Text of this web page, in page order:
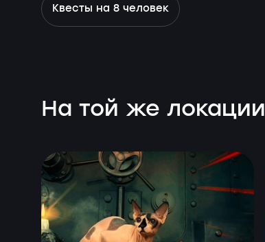
Квесты на 8 человек
На той же локации